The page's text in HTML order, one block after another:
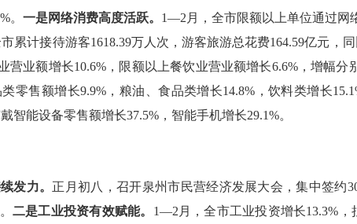
。 一是网络消费高度活跃。 1—2 月，全市限额以上单位通过网
累计接待游客1618.39万人次，游客旅游总花费164.59亿元，同
营业额增长10.6% ，限额以上餐饮业营业额增长6.6%，增幅分
零售额增长9.9%，粮油、食品类增长14.8% ，饮料类增长
智能设备零售额增长37.5%，智能手机增长29.1%。
发力。 正月初八，召开泉州市民营经济发展大会，集中签约
。 二是工业投资有效赋能。 1—2 月，全市工业投资增长13.3%